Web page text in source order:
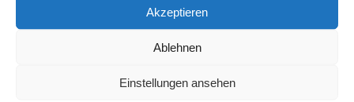
Akzeptieren
Ablehnen
Einstellungen ansehen
halbseitig gesperrt. Der Verkehr wird in diesem Abschnitt
Zusätzlich kommt es im Laufe des Novembers zu
den Ortschaften Sträßchen und Kaltenherberg. Im